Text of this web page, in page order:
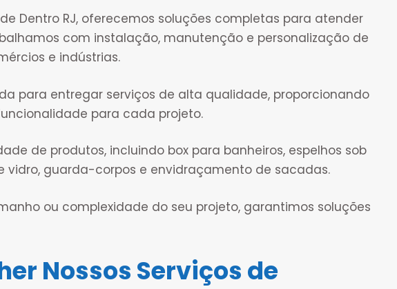
Dentro RJ, oferecemos soluções completas para atender
com instalação, manutenção e personalização de
e indústrias.
para entregar serviços de alta qualidade, proporcionando
para cada projeto.
de produtos, incluindo box para banheiros, espelhos sob
vidro, guarda-corpos e envidraçamento de sacadas.
ou complexidade do seu projeto, garantimos soluções
Nossos Serviços de